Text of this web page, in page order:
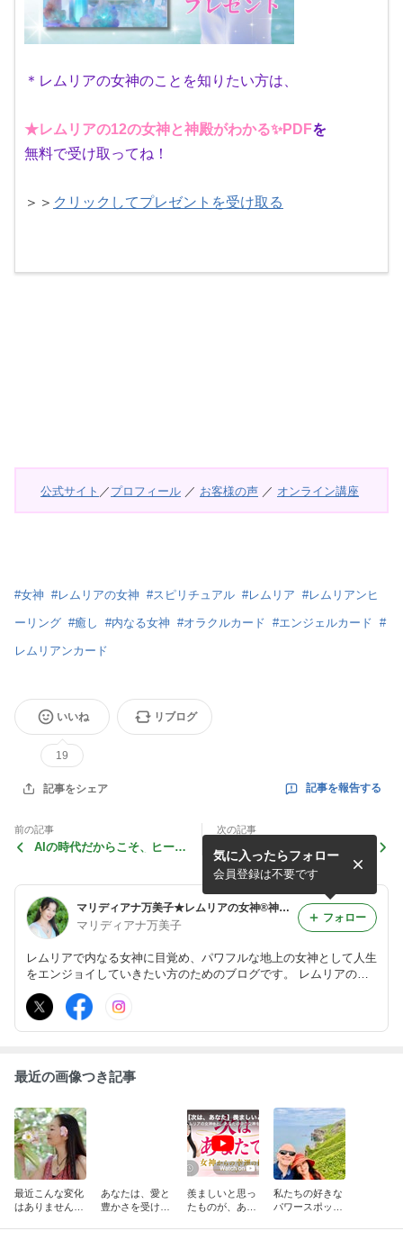
＊レムリアの女神のことを知りたい方は、
★レムリアの12の女神と神殿がわかる✨PDFを
無料で受け取ってね！
＞＞ クリックしてプレゼントを受け取る
公式サイト ／ プロフィール ／ お客様の声 ／ オンライン講座
#女神 #レムリアの女神 #スピリチュアル #レムリア #レムリアンヒ
ーリング #癒し #内なる女神 #オラクルカード #エンジェルカード #
レムリアンカード
いいね
19
リブログ
記事をシェア 記事を報告する
前の記事
AIの時代だからこそ、ヒーラ
次の記事
『このままずっと一人だった
ら…』そんな不安に、愛の女
神から・・・
マリディアナ万美子★レムリアの女神®神殿＆レムリアン・ヒーリング®で目覚める【あなた内なる女神】
マリディアナ万美子
レムリアで内なる女神に目覚め、パワフルな地上の女神として人生
をエンジョイしていきたい方のためのブログです。 レムリアの女
®、レムリアン・カードからのメッセージもシェアしてます。
気に入ったらフォロー
会員登録は不要です
フォロー
最近の画像つき記事
最近こんな変化
はありません
あなたは、愛と
豊かさを受け取
羨ましいと思っ
たものが、あな
私たちの好きな
パワースポット